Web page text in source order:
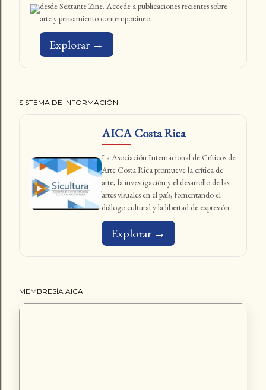
desde Sextante Zine. Accede a publicaciones recientes sobre
arte y pensamiento contemporáneo.
Explorar →
SISTEMA DE INFORMACIÓN
AICA Costa Rica
La Asociación Internacional de Críticos de
Arte Costa Rica promueve la crítica de
arte, la investigación y el desarrollo de las
artes visuales en el país, fomentando el
diálogo cultural y la libertad de expresión.
Explorar →
MEMBRESÍA AICA